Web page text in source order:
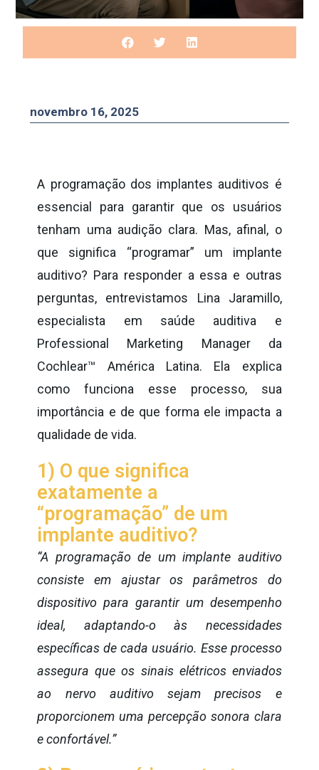
novembro 16, 2025
A programação dos implantes auditivos é
essencial para garantir que os usuários
tenham uma audição clara. Mas, afinal, o
que significa “programar” um implante
auditivo? Para responder a essa e outras
perguntas, entrevistamos Lina Jaramillo,
especialista em saúde auditiva e
Professional Marketing Manager da
Cochlear™ América Latina. Ela explica
como funciona esse processo, sua
importância e de que forma ele impacta a
qualidade de vida.
1) O que significa
exatamente a
“programação” de um
implante auditivo?
“A programação de um implante auditivo
consiste em ajustar os parâmetros do
dispositivo para garantir um desempenho
ideal, adaptando-o às necessidades
específicas de cada usuário. Esse processo
assegura que os sinais elétricos enviados
ao nervo auditivo sejam precisos e
proporcionem uma percepção sonora clara
e confortável.”